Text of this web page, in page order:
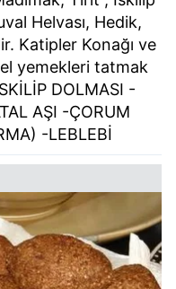
Helvası, Hedik,
Katipler Konağı ve
yemekleri tatmak
DOLMASI -
AŞI -ÇORUM
-LEBLEBİ